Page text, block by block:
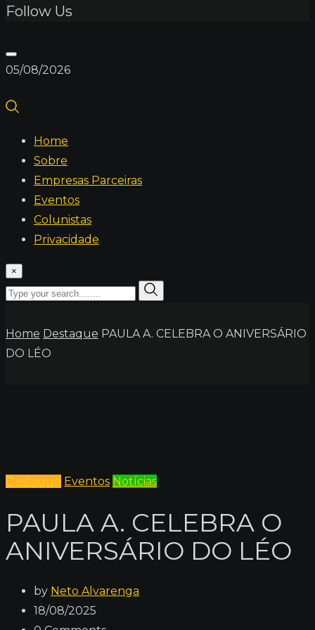
Follow Us
05/08/2026
Home
Sobre
Empresas Parceiras
Eventos
Colunistas
Privacidade
×
Home Destaque PAULA A. CELEBRA O ANIVERSÁRIO
DO LÉO
Destaque Eventos Notícias
PAULA A. CELEBRA O
ANIVERSÁRIO DO LÉO
by Neto Alvarenga
18/08/2025